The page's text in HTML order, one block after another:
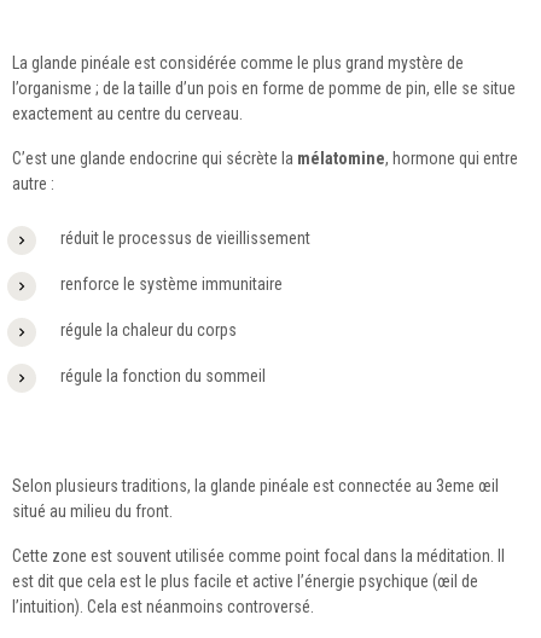
La glande pinéale est considérée comme le plus grand mystère de
l’organisme ; de la taille d’un pois en forme de pomme de pin, elle se situe
exactement au centre du cerveau.
C’est une glande endocrine qui sécrète la mélatomine, hormone qui entre
autre :
réduit le processus de vieillissement
renforce le système immunitaire
régule la chaleur du corps
régule la fonction du sommeil
Selon plusieurs traditions, la glande pinéale est connectée au 3eme œil
situé au milieu du front.
Cette zone est souvent utilisée comme point focal dans la méditation. Il
est dit que cela est le plus facile et active l’énergie psychique (œil de
l’intuition). Cela est néanmoins controversé.